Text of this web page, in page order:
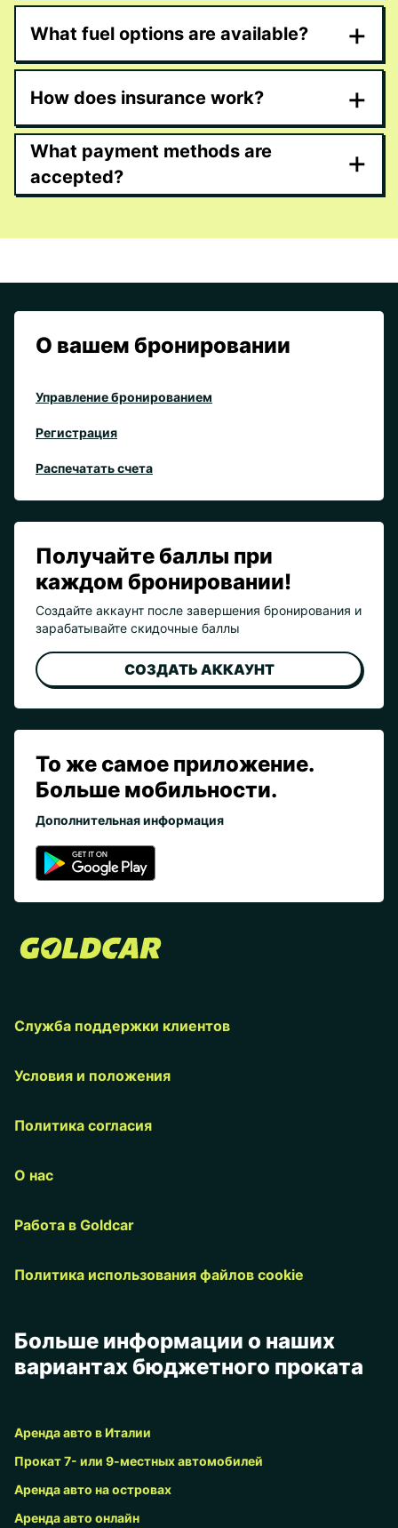
What fuel options are available? +
How does insurance work? +
What payment methods are
accepted?
+
О вашем бронировании
Управление бронированием
Регистрация
Распечатать счета
Получайте баллы при
каждом бронировании!
Создайте аккаунт после завершения бронирования и
зарабатывайте скидочные баллы
СОЗДАТЬ АККАУНТ
То же самое приложение.
Больше мобильности.
Дополнительная информация
Служба поддержки клиентов
Условия и положения
Политика согласия
О нас
Работа в Goldcar
Политика использования файлов cookie
Больше информации о наших
вариантах бюджетного проката
Аренда авто в Италии
Прокат 7- или 9-местных автомобилей
Аренда авто на островах
Аренда авто онлайн